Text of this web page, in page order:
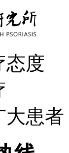
态度
大患者